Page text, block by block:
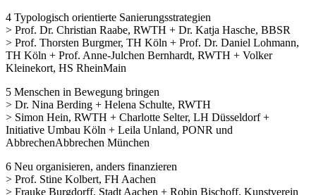
4 Typologisch orientierte Sanierungsstrategien
> Prof. Dr. Christian Raabe, RWTH + Dr. Katja Hasche, BBSR
> Prof. Thorsten Burgmer, TH Köln + Prof. Dr. Daniel Lohmann,
TH Köln + Prof. Anne-Julchen Bernhardt, RWTH + Volker
Kleinekort, HS RheinMain
5 Menschen in Bewegung bringen
> Dr. Nina Berding + Helena Schulte, RWTH
> Simon Hein, RWTH + Charlotte Selter, LH Düsseldorf +
Initiative Umbau Köln + Leila Unland, PONR und
AbbrechenAbbrechen München
6 Neu organisieren, anders finanzieren
> Prof. Stine Kolbert, FH Aachen
> Frauke Burgdorff, Stadt Aachen + Robin Bischoff, Kunstverein